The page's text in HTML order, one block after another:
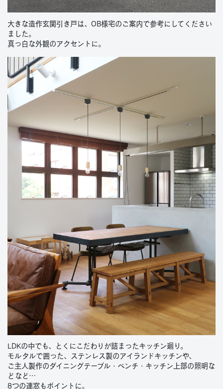
大きな造作玄関引き戸は、OB様宅のご案内で参考にしてください
ました。
真っ白な外観のアクセントに。
LDKの中でも、とくにこだわりが詰まったキッチン廻り。
モルタルで囲った、ステンレス製のアイランドキッチンや、
ご主人製作のダイニングテーブル・ベンチ・キッチン上部の照明な
どなど…
8つの連窓もポイントに。